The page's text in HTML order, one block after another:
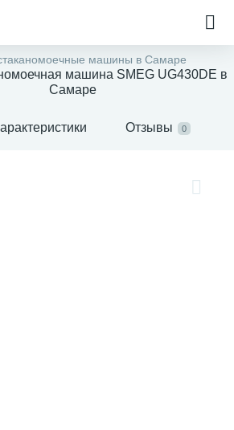
машины в Самаре
машина SMEG UG430DE в
Самаре
Отзывы 0